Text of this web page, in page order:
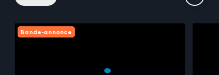
Bande-annonce